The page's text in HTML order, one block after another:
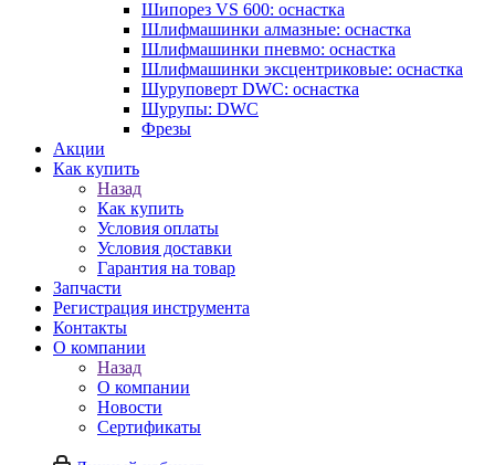
Шипорез VS 600: оснастка
Шлифмашинки алмазные: оснастка
Шлифмашинки пневмо: оснастка
Шлифмашинки эксцентриковые: оснастка
Шуруповерт DWC: оснастка
Шурупы: DWC
Фрезы
Акции
Как купить
Назад
Как купить
Условия оплаты
Условия доставки
Гарантия на товар
Запчасти
Регистрация инструмента
Контакты
О компании
Назад
О компании
Новости
Сертификаты